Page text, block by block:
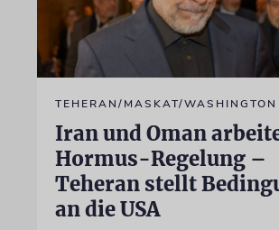
TEHERAN/MASKAT/
Iran und Oman
Hormus-Regelung –
Teheran stellt
an die USA